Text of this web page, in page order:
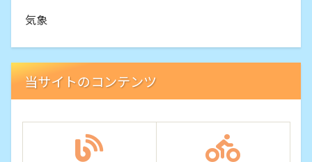
気象
当サイトのコンテンツ